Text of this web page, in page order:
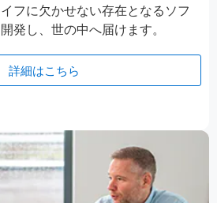
フに欠かせない存在となるソフ
発し、世の中へ届けます。
詳細はこちら